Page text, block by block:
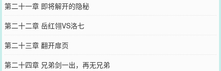
第二十一章 即将解开的隐秘
第二十二章 岳红翎VS洛七
第二十三章 翻开扉页
第二十四章 兄弟剑一出，再无兄弟